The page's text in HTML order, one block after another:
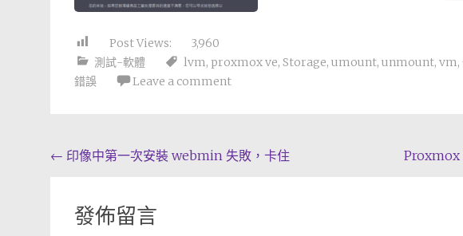
Post Views:
3,960
測試-軟體
lvm, proxmox ve, Storage, umount, unmount, vm,
錯誤
Leave a comment
Post
← 印像中第一次安裝 webmin 失敗，卡住 Proxmox
發佈留言